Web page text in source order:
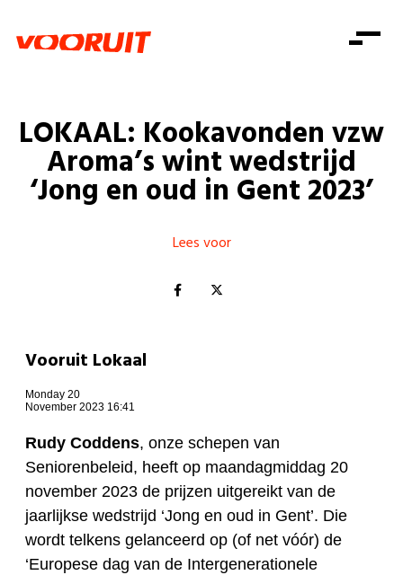
Zorg
Gelijke kansen
Consumentenbescherming
Pensioenen
Onze mensen
Standpunten
Doe mee
Doe mee
Word lid
Mis niets
Shop
Doe mee
LOKAAL: Kookavonden vzw
Aroma’s wint wedstrijd
‘Jong en oud in Gent 2023’
Lees voor
Vooruit Lokaal
Monday 20
November 2023 16:41
Rudy Coddens, onze schepen van
Seniorenbeleid, heeft op maandagmiddag 20
november 2023 de prijzen uitgereikt van de
jaarlijkse wedstrijd ‘Jong en oud in Gent’. Die
wordt telkens gelanceerd op (of net vóór) de
‘Europese dag van de Intergenerationele